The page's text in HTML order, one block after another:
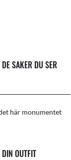
SAKER DU SER
här monumentet
OUTFIT